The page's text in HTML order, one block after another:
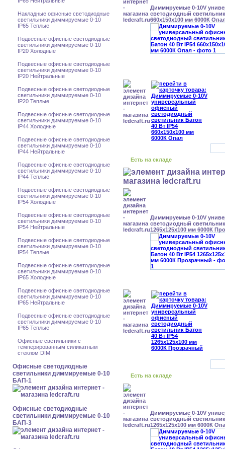
Накладные офисные светодиодные
светильники диммируемые 0-10
IP65 Теплые
Подвесные офисные светодиодные
светильники диммируемые 0-10
IP20 Холодные
Подвесные офисные светодиодные
светильники диммируемые 0-10
IP20 Нейтральные
Подвесные офисные светодиодные
светильники диммируемые 0-10
IP20 Теплые
Подвесные офисные светодиодные
светильники диммируемые 0-10
IP44 Холодные
Подвесные офисные светодиодные
светильники диммируемые 0-10
IP44 Нейтральные
Подвесные офисные светодиодные
светильники диммируемые 0-10
IP44 Теплые
Подвесные офисные светодиодные
светильники диммируемые 0-10
IP54 Холодные
Подвесные офисные светодиодные
светильники диммируемые 0-10
IP54 Нейтральные
Подвесные офисные светодиодные
светильники диммируемые 0-10
IP54 Теплые
Подвесные офисные светодиодные
светильники диммируемые 0-10
IP65 Холодные
Подвесные офисные светодиодные
светильники диммируемые 0-10
IP65 Нейтральные
Подвесные офисные светодиодные
светильники диммируемые 0-10
IP65 Теплые
Офисные светильники с
темперированным силикатным
стеклом DIM
Офисные светодиодные
светильники диммируемые 0-10
БАП-1
Офисные светодиодные
светильники диммируемые 0-10
БАП-3
Диммируемые 0-10V
светодиодный
660x150x100 мм 6000К
Есть на складе
Диммируемые 0-10V
светодиодный
1265x125x100 мм 6000К
Есть на складе
Диммируемые 0-10V
светодиодный
1265x125x100 мм 6000К